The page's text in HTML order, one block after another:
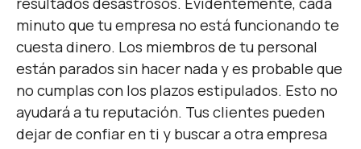
minuto que tu empresa no está funcionando te
cuesta dinero. Los miembros de tu personal
están parados sin hacer nada y es probable que
no cumplas con los plazos estipulados. Esto no
ayudará a tu reputación. Tus clientes pueden
dejar de confiar en ti y buscar a otra empresa